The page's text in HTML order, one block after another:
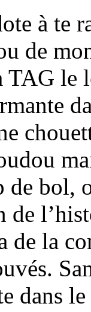
à te
de
TAG le
bol,
de
de la
dans